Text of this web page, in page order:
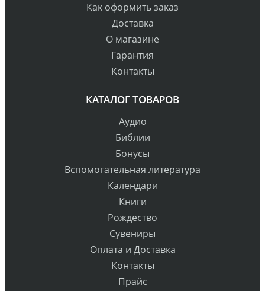
Как оформить заказ
Доставка
О магазине
Гарантия
Контакты
КАТАЛОГ ТОВАРОВ
Аудио
Библии
Бонусы
Вспомогательная литература
Календари
Книги
Рождество
Сувениры
Оплата и Доставка
Контакты
Прайс